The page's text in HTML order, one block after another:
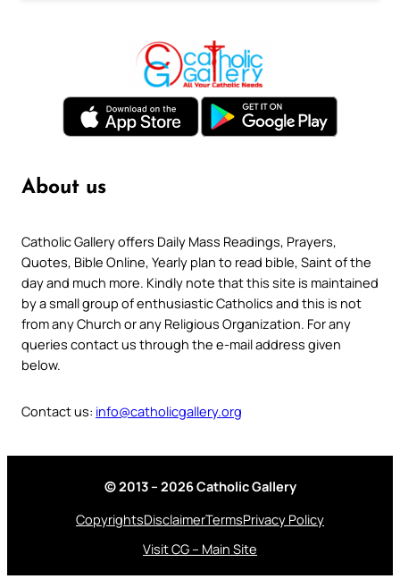
About us
Catholic Gallery offers Daily Mass Readings, Prayers,
Quotes, Bible Online, Yearly plan to read bible, Saint of the
day and much more. Kindly note that this site is maintained
by a small group of enthusiastic Catholics and this is not
from any Church or any Religious Organization. For any
queries contact us through the e-mail address given
below.
Contact us: info@catholicgallery.org
© 2013 – 2026 Catholic Gallery
CopyrightsDisclaimerTermsPrivacy Policy
Visit CG – Main Site